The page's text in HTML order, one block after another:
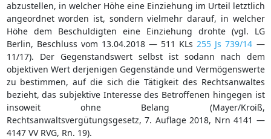
abzustellen, in welcher Höhe eine Einziehung im Urteil letztlich
angeordnet worden ist, sondern vielmehr darauf, in welcher
Höhe dem Beschuldigten eine Einziehung drohte (vgl. LG
Berlin, Beschluss vom 13.04.2018 — 511 KLs 255 Js 739/14 —
11/17). Der Gegenstandswert selbst ist sodann nach dem
objektiven Wert derjenigen Gegenstände und Vermögenswerte
zu bestimmen, auf die sich die Tätigkeit des Rechtsanwaltes
bezieht, das subjektive Interesse des Betroffenen hingegen ist
insoweit ohne Belang (Mayer/Kroiß,
Rechtsanwaltsvergütungsgesetz, 7. Auflage 2018, Nrn 4141 —
4147 VV RVG, Rn. 19).